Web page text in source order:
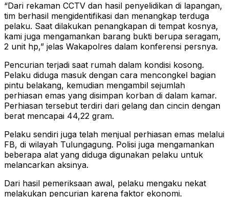
“Dari rekaman CCTV dan hasil penyelidikan di lapangan,
tim berhasil mengidentifikasi dan menangkap terduga
pelaku. Saat dilakukan penangkapan di tempat kosnya,
kami juga mengamankan barang bukti berupa seragam,
2 unit hp,” jelas Wakapolres dalam konferensi persnya.
Pencurian terjadi saat rumah dalam kondisi kosong.
Pelaku diduga masuk dengan cara mencongkel bagian
pintu belakang, kemudian mengambil sejumlah
perhiasan emas yang disimpan korban di dalam kamar.
Perhiasan tersebut terdiri dari gelang dan cincin dengan
berat mencapai 44,22 gram.
Pelaku sendiri juga telah menjual perhiasan emas melalui
FB, di wilayah Tulungagung. Polisi juga mengamankan
beberapa alat yang diduga digunakan pelaku untuk
melancarkan aksinya.
Dari hasil pemeriksaan awal, pelaku mengaku nekat
melakukan pencurian karena faktor ekonomi.